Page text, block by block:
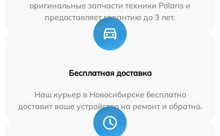
оригинальные запчасти техники Polaris и
предоставляет гарантию до 3 лет.
Бесплатная доставка
Наш курьер в Новосибирске бесплатно
доставит ваше устройство на ремонт и обратно.